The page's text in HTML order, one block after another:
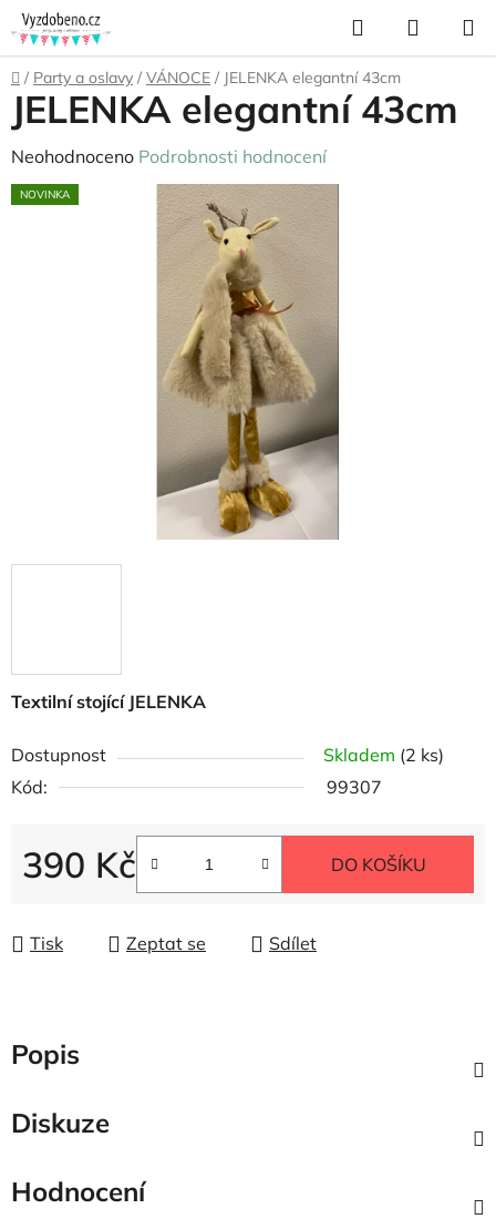
Přejít
na
obsah
Hledat
KOŠÍK
Domů
/ Party a oslavy / VÁNOCE / JELENKA elegantní 43cm
Textilní stojící JELENKA
Dostupnost Skladem (2 ks)
Kód:
99307
390 Kč DO KOŠÍKU
Tisk Zeptat se Sdílet
JELENKA elegantní 43cm
Průměrné
hodnocení
Neohodnoceno Podrobnosti hodnocení
NOVINKA
Popis
Diskuze
Hodnocení